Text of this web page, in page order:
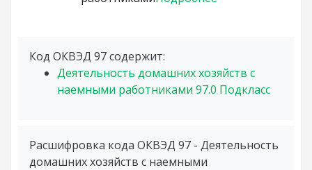
Код ОКВЭД 97 содержит:
Деятельность домашних хозяйств с
наемными работниками 97.0 Подкласс
Расшифровка кода ОКВЭД 97 - Деятельность
домашних хозяйств с наемными